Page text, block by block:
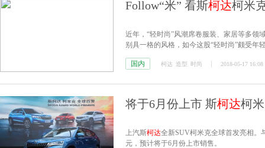
Follow“米” 看斯柯达柯米
近年，“轻时尚”风潮席卷服装、家居等多领
别具一格的风格，如今这股“轻时尚”颇受年
国内
柯达 造型 时尚 2018-05-17 16:08
将于6月份上市 斯柯达柯
上汽斯柯达全新SUV柯米克全球首发亮相。
元，预计将于6月份上市销售。